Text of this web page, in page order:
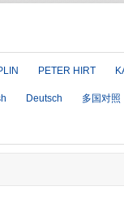
PETER HIRT
Deutsch 多国对照